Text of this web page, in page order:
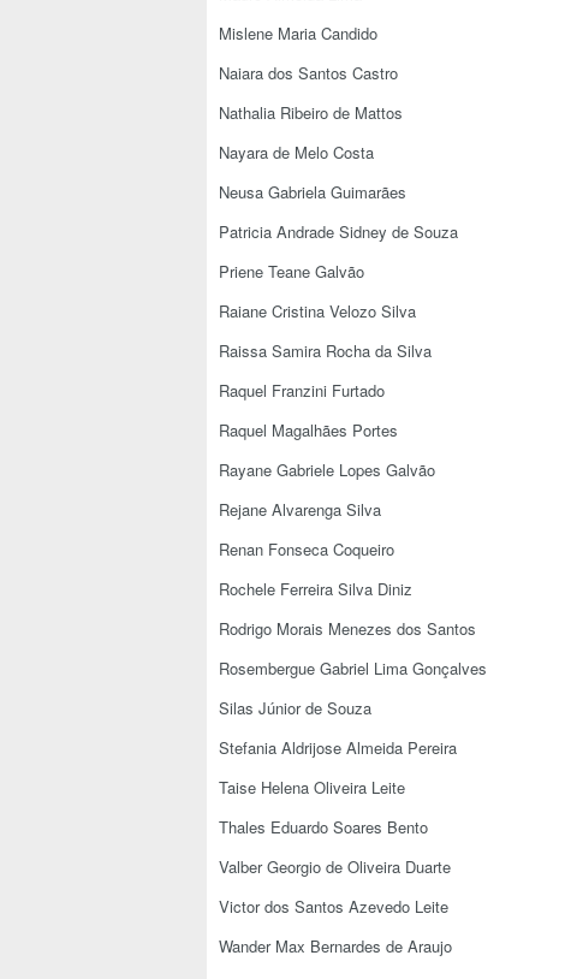
Mislene Maria Candido
Naiara dos Santos Castro
Nathalia Ribeiro de Mattos
Nayara de Melo Costa
Neusa Gabriela Guimarães
Patricia Andrade Sidney de Souza
Priene Teane Galvão
Raiane Cristina Velozo Silva
Raissa Samira Rocha da Silva
Raquel Franzini Furtado
Raquel Magalhães Portes
Rayane Gabriele Lopes Galvão
Rejane Alvarenga Silva
Renan Fonseca Coqueiro
Rochele Ferreira Silva Diniz
Rodrigo Morais Menezes dos Santos
Rosembergue Gabriel Lima Gonçalves
Silas Júnior de Souza
Stefania Aldrijose Almeida Pereira
Taise Helena Oliveira Leite
Thales Eduardo Soares Bento
Valber Georgio de Oliveira Duarte
Victor dos Santos Azevedo Leite
Wander Max Bernardes de Araujo